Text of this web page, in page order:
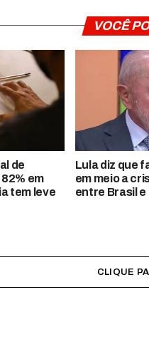
VOCÊ
de
em
tem leve
Lula diz que
em meio a
entre Brasil e
CLIQUE